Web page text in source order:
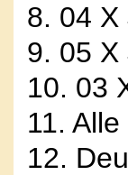
8. 04 X
9. 05 X
10. 03
11.
12.